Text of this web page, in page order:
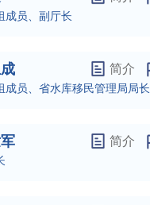
成员、副厅长
简介
成员、省水库移民管理局局长
简介